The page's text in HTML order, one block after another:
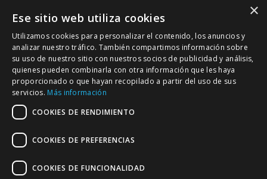
regresó de su primer viaje...
VALLADOLID DEPORTIVO
Tu información deportiva vallisoletana
×
Ese sitio web utiliza cookies
Utilizamos cookies para personalizar el contenido, los anuncios y
analizar nuestro tráfico. También compartimos información sobre
su uso de nuestro sitio con nuestros socios de publicidad y análisis,
quienes pueden combinarla con otra información que les haya
proporcionado o que hayan recopilado a partir del uso de sus
servicios. Más información
COOKIES DE RENDIMIENTO
COOKIES DE PREFERENCIAS
COOKIES DE FUNCIONALIDAD